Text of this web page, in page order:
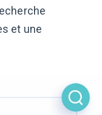
et une